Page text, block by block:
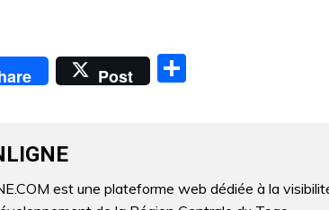
Post
er
est une plateforme web dédiée à la